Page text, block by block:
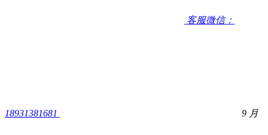
客服微信：
18931381681 9 月